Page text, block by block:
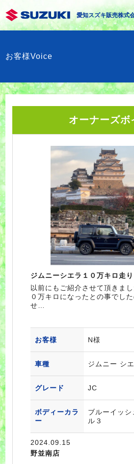
愛知スズキ販売株式
お客様Voice
オーナーズボ
ジムニーシエラ１０万キロ走り
以前にもご紹介させて頂きま
０万キロになったとの事でし
せ…
お客様 N様
車種 ジムニー シ
グレード JC
ボディーカラ
ー
ブルーイッ
ル３
2024.09.15
野並南店